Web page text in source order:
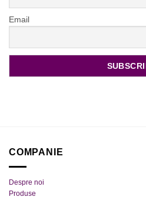
Email
COMPANIE
Despre noi
Produse